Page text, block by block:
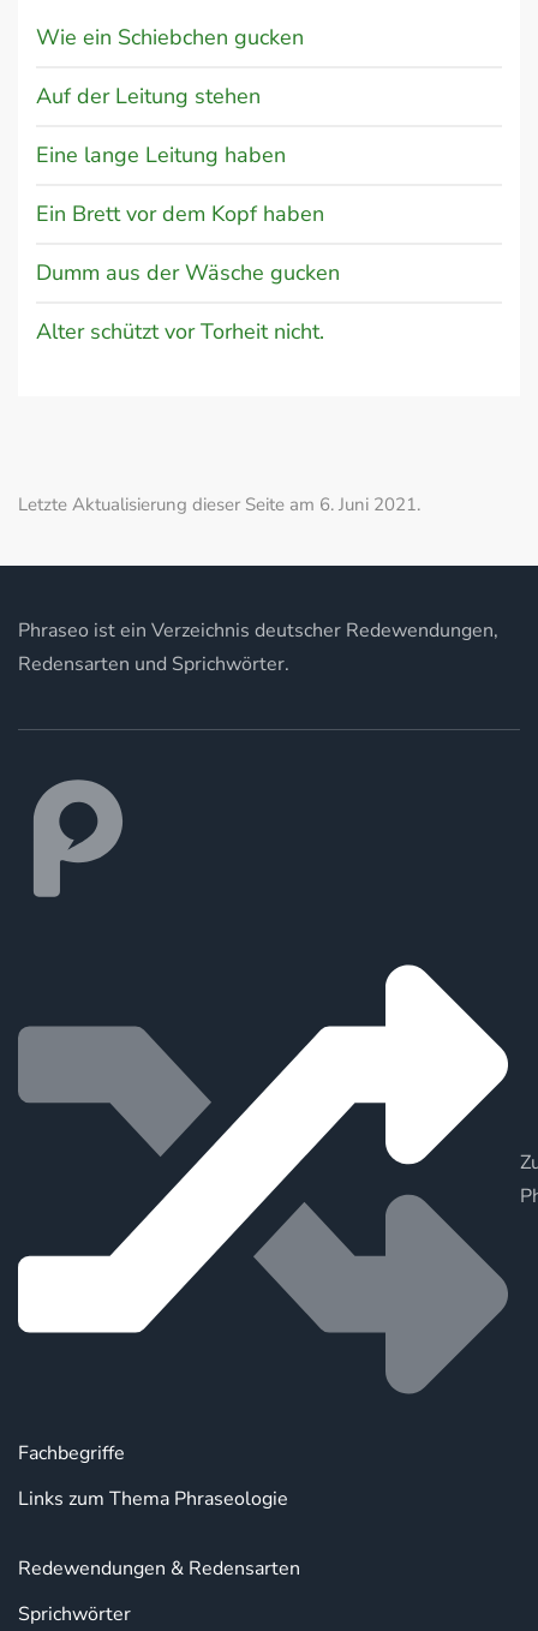
Wie ein Schiebchen gucken
Auf der Leitung stehen
Eine lange Leitung haben
Ein Brett vor dem Kopf haben
Dumm aus der Wäsche gucken
Alter schützt vor Torheit nicht.
Letzte Aktualisierung dieser Seite am 6. Juni 2021.
Phraseo ist ein Verzeichnis deutscher Redewendungen,
Redensarten und Sprichwörter.
Fachbegriffe
Links zum Thema Phraseologie
Redewendungen & Redensarten
Sprichwörter